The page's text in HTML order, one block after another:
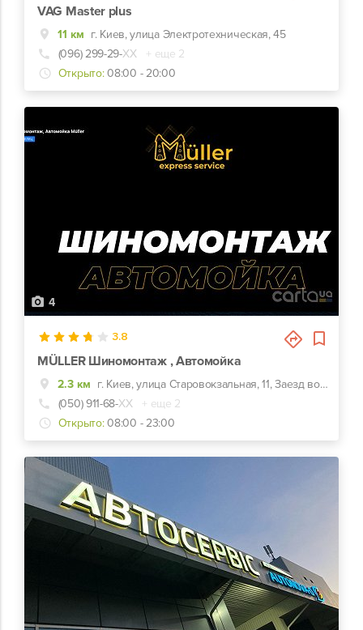
VAG Master plus
11 км г. Киев, улица Электротехническая, 45
(096) 299-29-ХХ
+ еще 2
Открыто: 08:00 - 20:00
4
3.8
MÜLLER Шиномонтаж , Автомойка
2.3 км
г. Киев, улица Старовокзальная, 11, Заезд во двор между Саксаганского и Жилянской
(050) 911-68-ХХ
+ еще 2
Открыто: 08:00 - 23:00